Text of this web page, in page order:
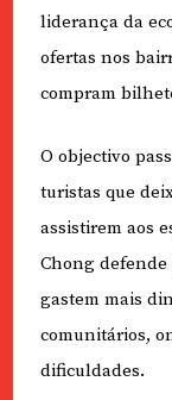
liderança da
ofertas nos
compram
O objectivo
turistas que
assistirem aos
Chong defende
gastem mais
comunitários,
dificuldades.